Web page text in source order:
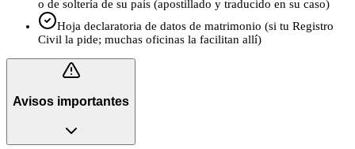
o de soltería de su país (apostillado y traducido en su caso)
Hoja declaratoria de datos de matrimonio (si tu Registro
Civil la pide; muchas oficinas la facilitan allí)
Avisos importantes